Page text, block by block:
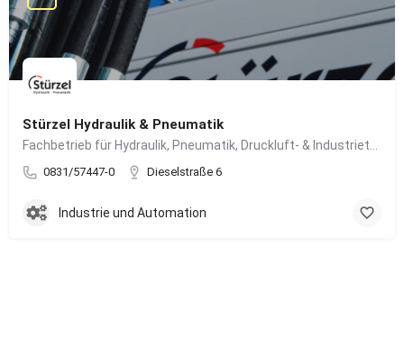
Stürzel Hydraulik & Pneumatik
0831/57447-0 Dieselstraße 6
Industrie und Automation